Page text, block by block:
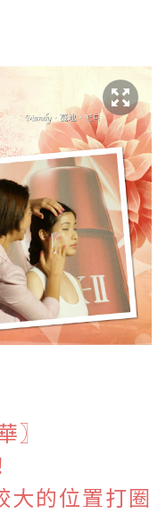
〗
大的位置打圈